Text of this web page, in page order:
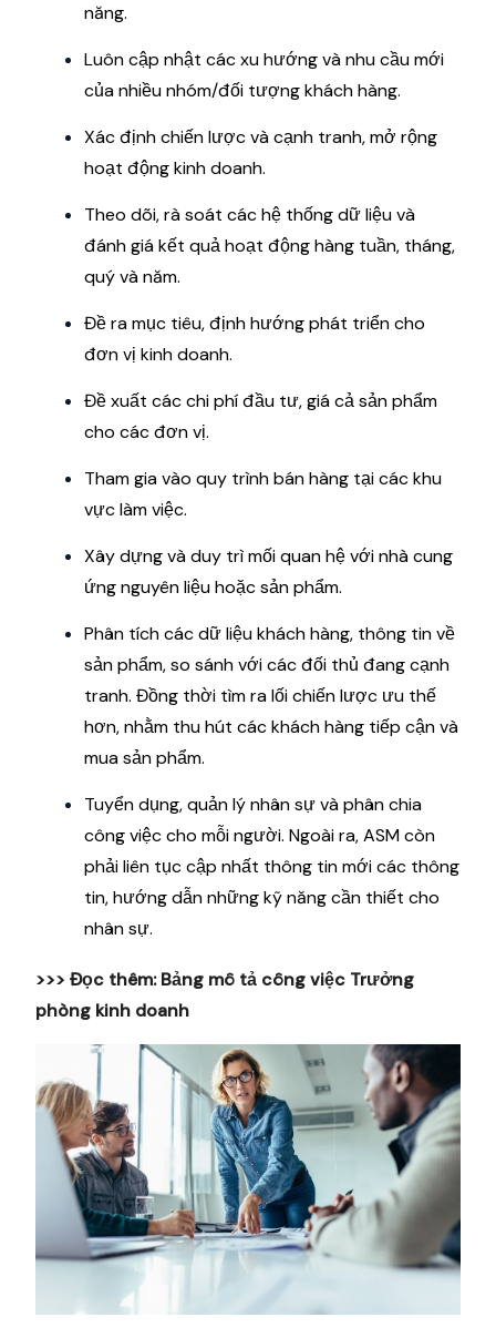
năng.
Luôn cập nhật các xu hướng và nhu cầu mới
của nhiều nhóm/đối tượng khách hàng.
Xác định chiến lược và cạnh tranh, mở rộng
hoạt động kinh doanh.
Theo dõi, rà soát các hệ thống dữ liệu và
đánh giá kết quả hoạt động hàng tuần, tháng,
quý và năm.
Đề ra mục tiêu, định hướng phát triển cho
đơn vị kinh doanh.
Đề xuất các chi phí đầu tư, giá cả sản phẩm
cho các đơn vị.
Tham gia vào quy trình bán hàng tại các khu
vực làm việc.
Xây dựng và duy trì mối quan hệ với nhà cung
ứng nguyên liệu hoặc sản phẩm.
Phân tích các dữ liệu khách hàng, thông tin về
sản phẩm, so sánh với các đối thủ đang cạnh
tranh. Đồng thời tìm ra lối chiến lược ưu thế
hơn, nhằm thu hút các khách hàng tiếp cận và
mua sản phẩm.
Tuyển dụng, quản lý nhân sự và phân chia
công việc cho mỗi người. Ngoài ra, ASM còn
phải liên tục cập nhất thông tin mới các thông
tin, hướng dẫn những kỹ năng cần thiết cho
nhân sự.
>>> Đọc thêm:Bảng mô tả công việc Trưởng
phòng kinh doanh